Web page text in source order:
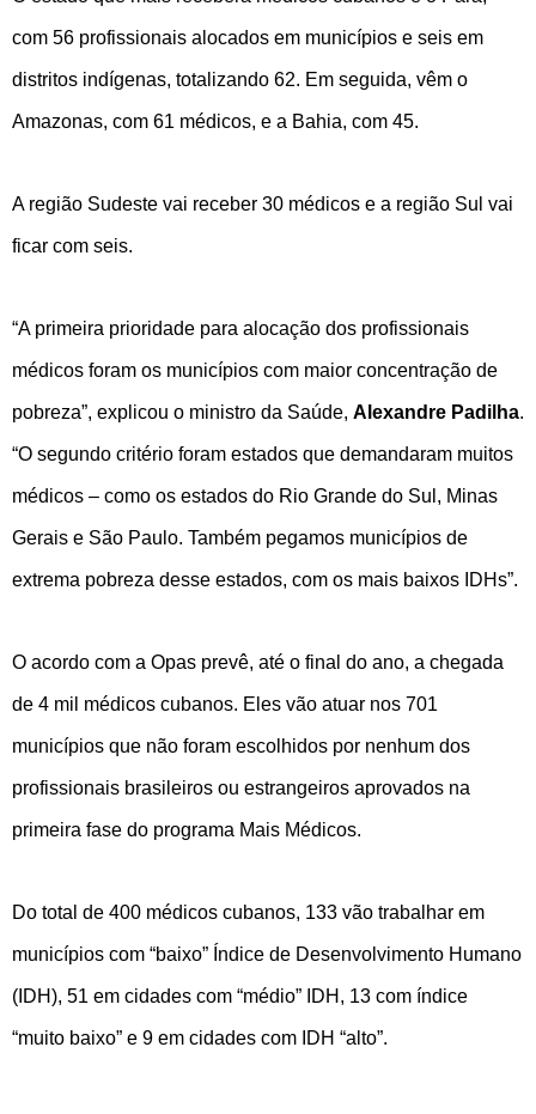
com 56 profissionais alocados em municípios e seis em
distritos indígenas, totalizando 62. Em seguida, vêm o
Amazonas, com 61 médicos, e a Bahia, com 45.
A região Sudeste vai receber 30 médicos e a região Sul vai
ficar com seis.
“A primeira prioridade para alocação dos profissionais
médicos foram os municípios com maior concentração de
pobreza”, explicou o ministro da Saúde, Alexandre Padilha.
“O segundo critério foram estados que demandaram muitos
médicos – como os estados do Rio Grande do Sul, Minas
Gerais e São Paulo. Também pegamos municípios de
extrema pobreza desse estados, com os mais baixos IDHs”.
O acordo com a Opas prevê, até o final do ano, a chegada
de 4 mil médicos cubanos. Eles vão atuar nos 701
municípios que não foram escolhidos por nenhum dos
profissionais brasileiros ou estrangeiros aprovados na
primeira fase do programa Mais Médicos.
Do total de 400 médicos cubanos, 133 vão trabalhar em
municípios com “baixo” Índice de Desenvolvimento Humano
(IDH), 51 em cidades com “médio” IDH, 13 com índice
“muito baixo” e 9 em cidades com IDH “alto”.